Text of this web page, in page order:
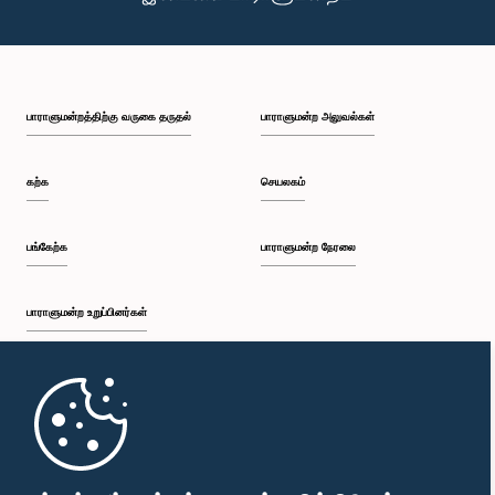
பாராளுமன்றத்திற்கு வருகை தருதல்
கற்க
பங்கேற்க
பாராளுமன்ற உறுப்பினர்கள்
முதற்பக்கம்
பாராளுமன்ற அலுவல்கள்
செயலகம்
பாராளுமன்ற நேரலை
பாராளுமன்ற கையடக்க செயலி